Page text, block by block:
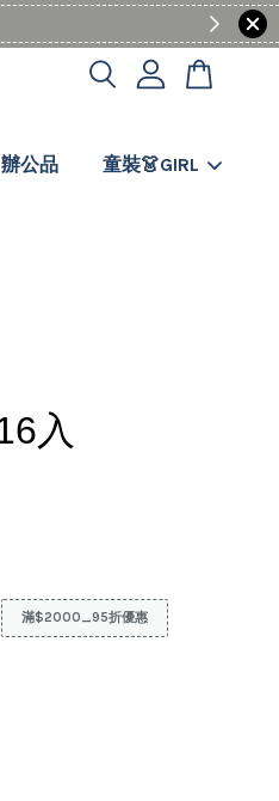
公品 童裝👗GIRL
入
滿$2000_95折優惠